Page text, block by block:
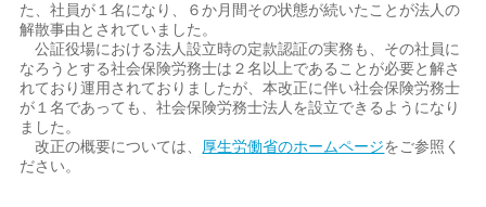
た、社員が１名になり、６か月間その状態が続いたことが法人の
解散事由とされていました。
公証役場における法人設立時の定款認証の実務も、その社員に
なろうとする社会保険労務士は２名以上であることが必要と解さ
れており運用されておりましたが、本改正に伴い社会保険労務士
が１名であっても、社会保険労務士法人を設立できるようになり
ました。
改正の概要については、 厚生労働省のホームページをご参照く
ださい。